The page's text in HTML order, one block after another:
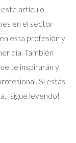
artículo,
en el sector
esta profesión y
día. También
te inspirarán y
Si estás
¡sigue leyendo!